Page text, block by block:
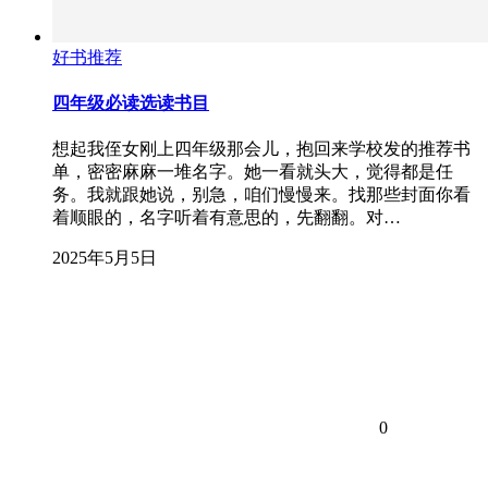
好书推荐
四年级必读选读书目
想起我侄女刚上四年级那会儿，抱回来学校发的推荐书
单，密密麻麻一堆名字。她一看就头大，觉得都是任
务。我就跟她说，别急，咱们慢慢来。找那些封面你看
着顺眼的，名字听着有意思的，先翻翻。对…
2025年5月5日
0